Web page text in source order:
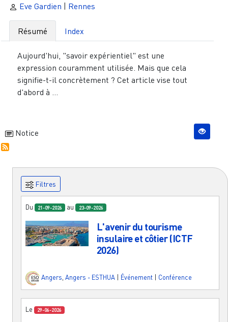
Eve Gardien | Rennes
Résumé Index
Aujourd'hui, "savoir expérientiel" est une
expression couramment utilisée. Mais que cela
signifie-t-il concrètement ? Cet article vise tout
d'abord à ...
Notice
Filtres
Du 21-09-2026 au 23-09-2026
L'avenir du tourisme
insulaire et côtier (ICTF
2026)
Angers Angers - ESTHUA Événement Conférence
Le 29-06-2026